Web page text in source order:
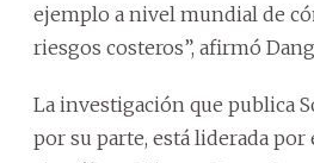
ejemplo a nivel mundial de
riesgos costeros”, afirmó
La investigación que publica
por su parte, está liderada por